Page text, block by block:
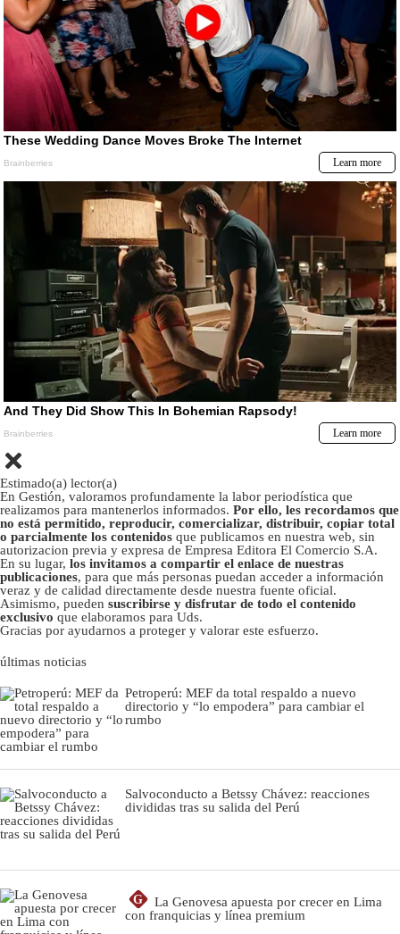
Estimado(a) lector(a)
En Gestión, valoramos profundamente la labor periodística que
realizamos para mantenerlos informados. Por ello, les recordamos que
no está permitido, reproducir, comercializar, distribuir, copiar total
o parcialmente los contenidos que publicamos en nuestra web, sin
autorizacion previa y expresa de Empresa Editora El Comercio S.A.
En su lugar, los invitamos a compartir el enlace de nuestras
publicaciones, para que más personas puedan acceder a información
veraz y de calidad directamente desde nuestra fuente oficial.
Asimismo, pueden suscribirse y disfrutar de todo el contenido
exclusivo que elaboramos para Uds.
Gracias por ayudarnos a proteger y valorar este esfuerzo.
últimas noticias
Petroperú: MEF da total respaldo a nuevo
directorio y “lo empodera” para cambiar el
rumbo
Salvoconducto a Betssy Chávez: reacciones
divididas tras su salida del Perú
G
La Genovesa apuesta por crecer en Lima
con franquicias y línea premium